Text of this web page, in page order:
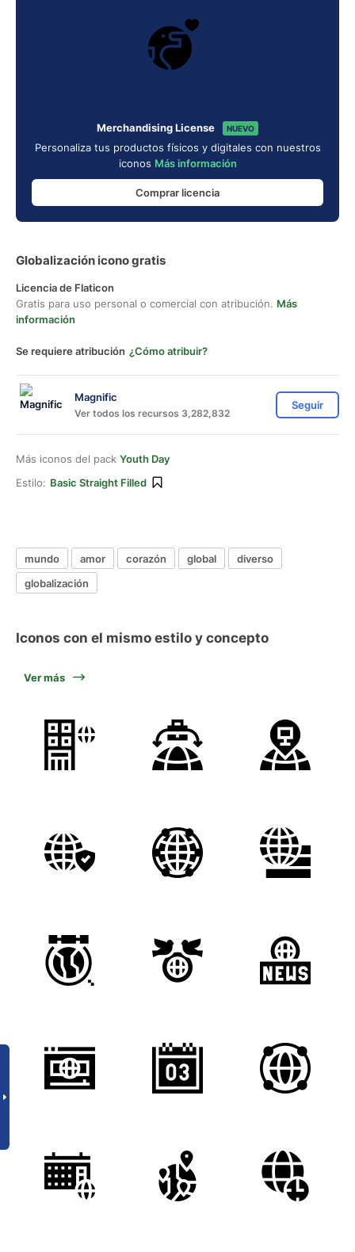
Merchandising License NUEVO
Personaliza tus productos físicos y digitales con nuestros
iconos Más información
Comprar licencia
Globalización icono gratis
Licencia de Flaticon
Gratis para uso personal o comercial con atribución. Más
información
Se requiere atribución ¿Cómo atribuir?
Magnific
Ver todos los recursos 3,282,832
Seguir
Más iconos del pack Youth Day
Estilo: Basic Straight Filled
mundo amor corazón global
diverso
globalización
Iconos con el mismo estilo y concepto
Ver más